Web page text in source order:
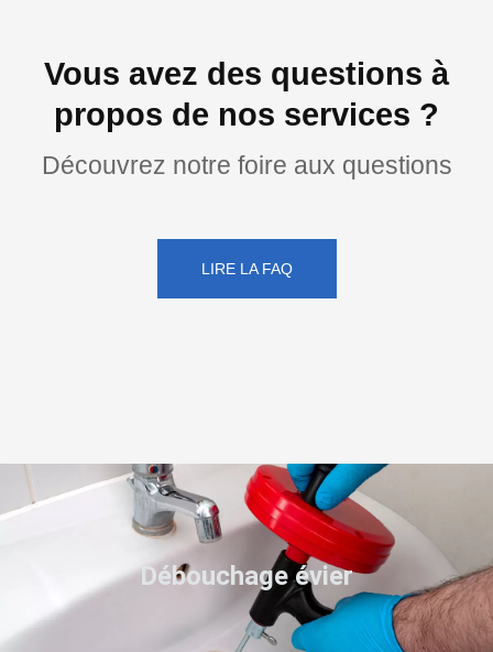
Vous avez des questions à
propos de nos services ?
Découvrez notre foire aux questions
LIRE LA FAQ
Débouchage évier